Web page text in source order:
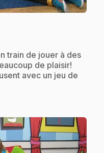
train de jouer à des
de plaisir!
avec un jeu de